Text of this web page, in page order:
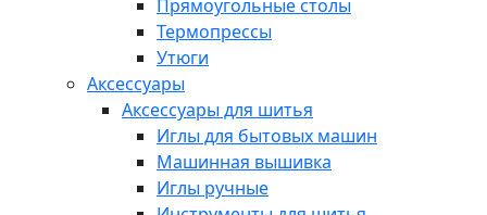
Прямоугольные столы
Термопрессы
Утюги
Аксессуары
Аксессуары для шитья
Иглы для бытовых машин
Машинная вышивка
Иглы ручные